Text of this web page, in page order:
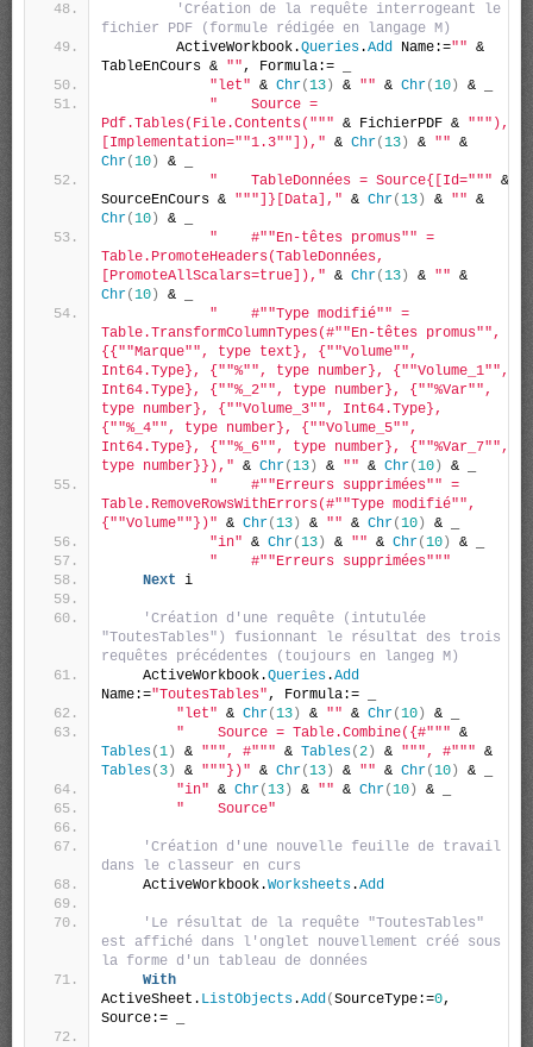
'Création de la requête interrogeant le
fichier PDF (formule rédigée en langage M)
        ActiveWorkbook.
Queries.Add Name:="" &
TableEnCours & "", Formula:= _
"let" & Chr(13 ) & "" & Chr(10 )
& _
"    Source =
Pdf.Tables(File.Contents(""" & FichierPDF & """),
[Implementation=""1.3""])," & Chr(13 ) & ""
Chr(10 )
& _
"    TableDonnées = Source{[Id=""" &
SourceEnCours & """]}[Data]," & Chr(13 ) & ""
Chr(10 )
& _
"    #""En-têtes promus"" =
Table.PromoteHeaders(TableDonnées,
[PromoteAllScalars=true])," & Chr(13 ) & ""
Chr(10 )
& _
"    #""Type modifié"" =
Table.TransformColumnTypes(#""En-têtes promus"",
{{""Marque"", type text}, {""Volume"",
Int64.Type}, {""%"", type number}, {""Volume_1"",
Int64.Type}, {""%_2"", type number}, {""%Var"",
type number}, {""Volume_3"", Int64.Type},
{""%_4"", type number}, {""Volume_5"",
Int64.Type}, {""%_6"", type number}, {""%Var_7"",
type number}})," & Chr(13 ) & "" & Chr(10 )
& _
"    #""Erreurs supprimées"" =
Table.RemoveRowsWithErrors(#""Type modifié"",
{""Volume""})" & Chr(13 ) & "" & Chr(10 )
& _
"in" & Chr(13 ) & "" & Chr(10 )
& _
"    #""Erreurs supprimées"""
Next i
'Création d'une requête (intutulée
"ToutesTables") fusionnant le résultat des trois
requêtes précédentes (toujours en langeg M)
    ActiveWorkbook.
Queries.Add
Name:="ToutesTables", Formula:= _
"let" & Chr(13 ) & "" & Chr(10 )
& _
"    Source = Table.Combine({#"""
Tables(1 ) & """, #""" & Tables(2 ) & """, #"""
Tables( 3 ) & """})" & Chr(13 ) & "" & Chr(10 )
& _
"in" & Chr(13 ) & "" & Chr(10 )
& _
"    Source"
'Création d'une nouvelle feuille de travail
dans le classeur en curs
    ActiveWorkbook.
Worksheets.Add
'Le résultat de la requête "ToutesTables"
est affiché dans l'onglet nouvellement créé sous
la forme d'un tableau de données
With
ActiveSheet. ListObjects.Add(SourceType:=0,
Source:= _